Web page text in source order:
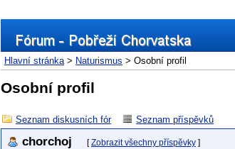
Hlavní stránka> Naturismus > Osobní profil
Osobní profil
Seznam diskusních fór Seznam příspěvků
chorchoj [Zobrazit všechny příspěvky ]